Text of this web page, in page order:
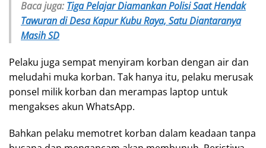
Baca juga: Tiga Pelajar Diamankan Polisi Saat Hendak
Tawuran di Desa Kapur Kubu Raya, Satu Diantaranya
Masih SD
Pelaku juga sempat menyiram korban dengan air dan
meludahi muka korban. Tak hanya itu, pelaku merusak
ponsel milik korban dan merampas laptop untuk
mengakses akun WhatsApp.
Bahkan pelaku memotret korban dalam keadaan tanpa